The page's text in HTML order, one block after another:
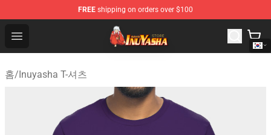
FREE shipping on orders over $100
Open menu
Inuyasha Store - Official Inuyasha Merchandise Shop
홈/Inuyasha T-셔츠